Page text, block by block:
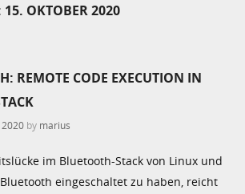
15. OKTOBER 2020
REMOTE CODE EXECUTION IN
by marius
im Bluetooth-Stack von Linux und
eingeschaltet zu haben, reicht